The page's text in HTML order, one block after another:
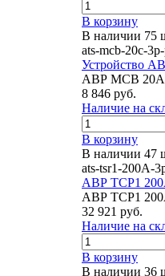
В корзину
В наличии 75
ats-mcb-20c-
Устройство
АВР МCB 20А
8 846 руб.
Наличие на
В корзину
В наличии 47
ats-tsr1-200A-
АВР ТСР1
АВР ТСР1
32 921 руб.
Наличие на
В корзину
В наличии 36